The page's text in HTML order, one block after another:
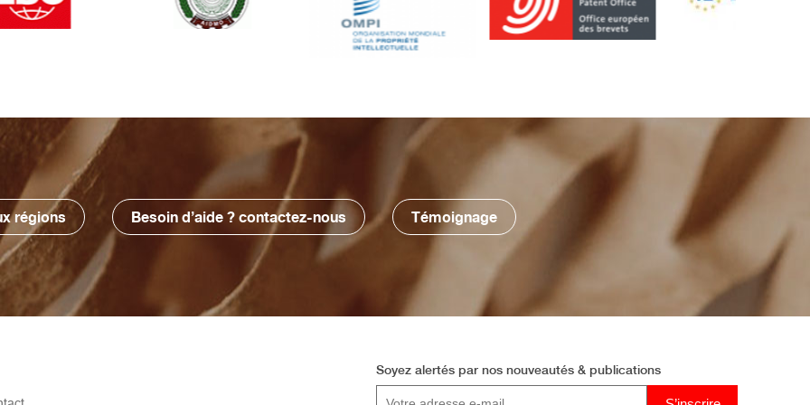
régions Besoin d’aide ? contactez-nous Témoignage
Soyez alertés par nos nouveautés & publications